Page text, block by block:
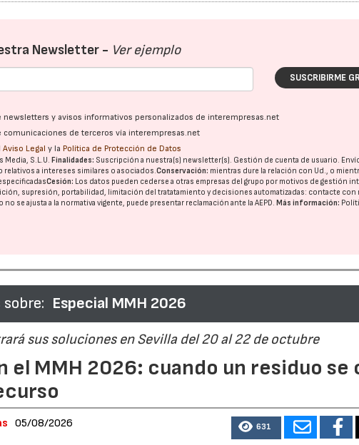
Newsletter - Ver ejemplo
SUSCRIBIRME
newsletters y avisos informativos personalizados de interempresas.net
comunicaciones de terceros vía interempresas.net
Aviso Legal y la Política de Protección de Datos
Media, S.L.U.Finalidades: Suscripción a nuestra(s) newsletter(s). Gestión de cuenta de usuario.
relativos a intereses similares o asociados.Conservación: mientras dure la relación con Ud., o
Cesión: Los datos pueden cederse a otras empresas del grupo por motivos de gestión
supresión, portabilidad, limitación del tratatamiento y decisiones automatizadas: contacte con
se ajusta a la normativa vigente, puede presentar reclamación ante laAEPD .Más información:
Especial MMH 2026
sus soluciones en Sevilla del 20 al 22 de octubre
el MMH 2026: cuando un residuo
05/08/2026 631